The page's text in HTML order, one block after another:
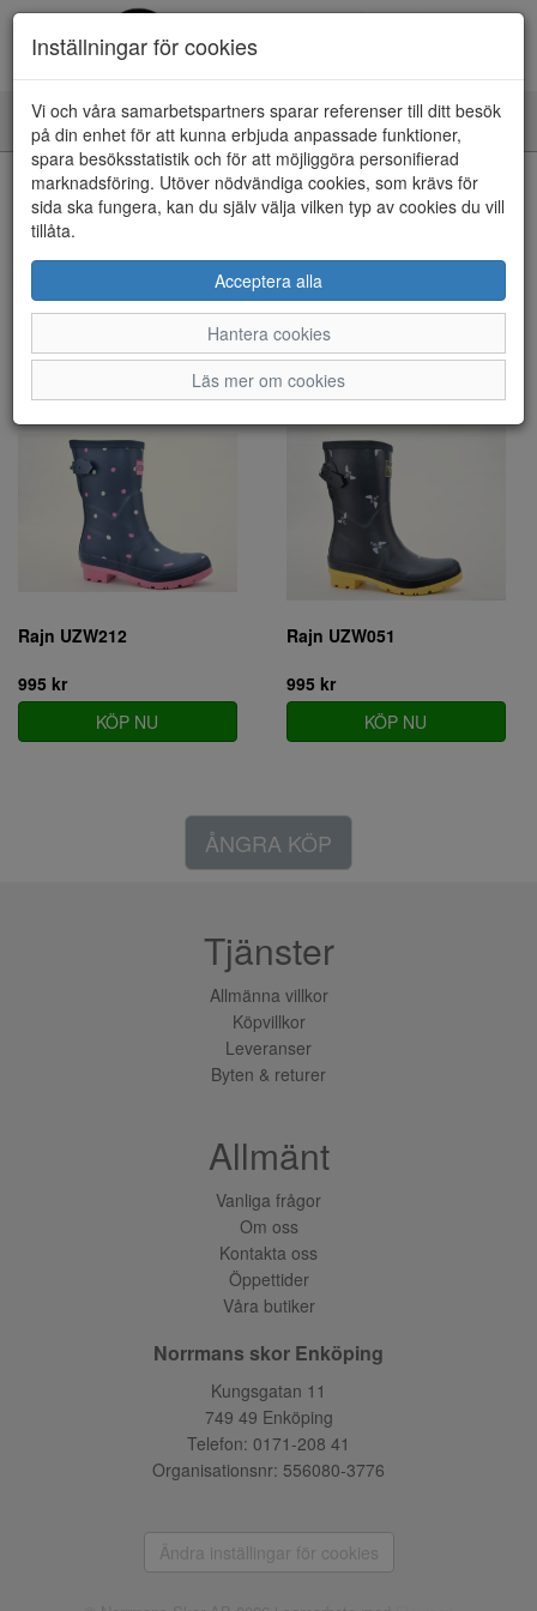
Toggle
navigation
Visa filter
Rajn (2 artiklar)
Sortera efter:
Rajn UZW212
995 kr
KÖP NU
Rajn UZW051
995 kr
KÖP NU
ÅNGRA KÖP
Inställningar för cookies
Vi och våra samarbetspartners sparar referenser till ditt besök
på din enhet för att kunna erbjuda anpassade funktioner,
spara besöksstatistik och för att möjliggöra personifierad
marknadsföring. Utöver nödvändiga cookies, som krävs för
sida ska fungera, kan du själv välja vilken typ av cookies du vill
tillåta.
Acceptera alla
Hantera cookies
Läs mer om cookies
Tjänster
Allmänna villkor
Köpvillkor
Leveranser
Byten & returer
Allmänt
Vanliga frågor
Om oss
Kontakta oss
Öppettider
Våra butiker
Norrmans skor Enköping
Kungsgatan 11
749 49 Enköping
Telefon: 0171-208 41
Organisationsnr: 556080-3776
Ändra inställingar för cookies